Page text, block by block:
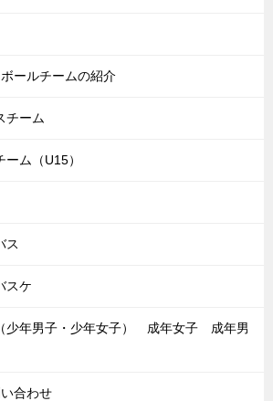
ールチームの紹介
チーム
ム（U15）
ス
スケ
少年男子・少年女子） 成年女子 成年男
合わせ